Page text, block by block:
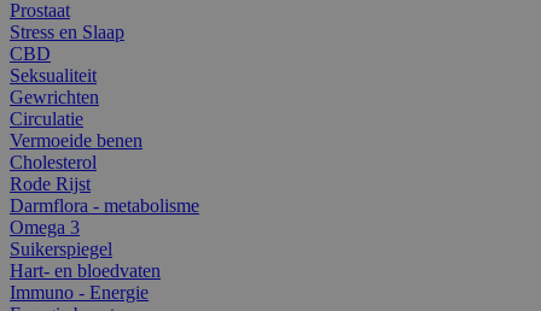
Prostaat
Stress en Slaap
CBD
Seksualiteit
Gewrichten
Circulatie
Vermoeide benen
Cholesterol
Rode Rijst
Darmflora - metabolisme
Omega 3
Suikerspiegel
Hart- en bloedvaten
Immuno - Energie